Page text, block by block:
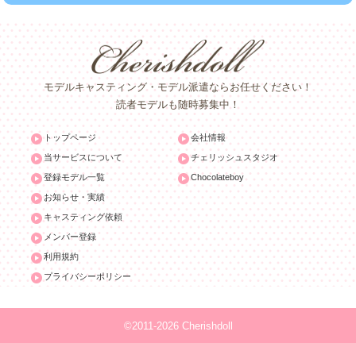
モデルキャスティング・モデル派遣ならお任せください！
読者モデルも随時募集中！
トップページ
当サービスについて
登録モデル一覧
お知らせ・実績
キャスティング依頼
メンバー登録
利用規約
プライバシーポリシー
会社情報
チェリッシュスタジオ
Chocolateboy
©2011-2026 Cherishdoll